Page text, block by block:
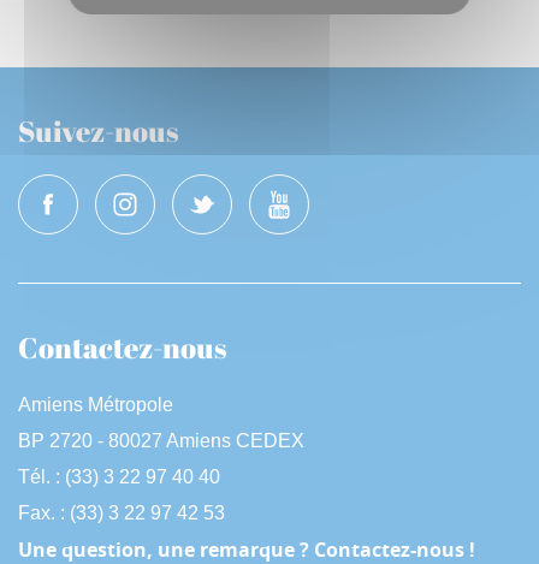
Suivez-nous
Contactez-nous
Amiens Métropole
BP 2720 - 80027 Amiens CEDEX
Tél. : (33) 3 22 97 40 40
Fax. : (33) 3 22 97 42 53
Une question, une remarque ? Contactez-nous !